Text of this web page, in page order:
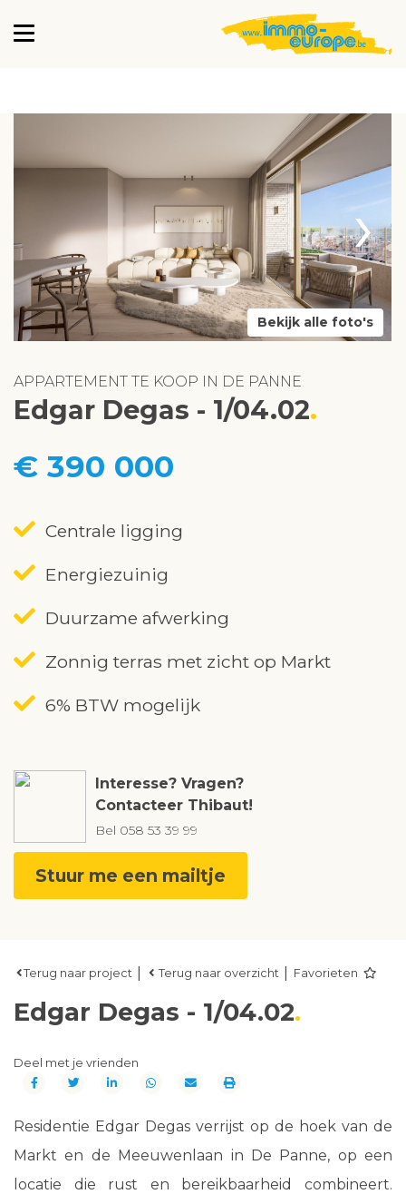
›
Bekijk alle foto's
APPARTEMENT TE KOOP IN DE PANNE
Edgar Degas - 1/04.02
€ 390 000
Centrale ligging
Energiezuinig
Duurzame afwerking
Zonnig terras met zicht op Markt
6% BTW mogelijk
Interesse? Vragen?
Contacteer Thibaut!
Bel 058 53 39 99
Stuur me een mailtje
Terug naar project Terug naar overzicht Favorieten
Edgar Degas - 1/04.02
Deel met je vrienden
Residentie Edgar Degas verrijst op de hoek van de
Markt en de Meeuwenlaan in De Panne, op een
locatie die rust en bereikbaarheid combineert.